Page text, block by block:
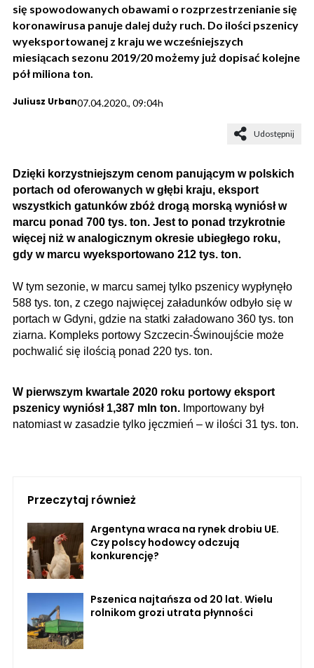
się spowodowanych obawami o rozprzestrzenianie się
koronawirusa panuje dalej duży ruch. Do ilości pszenicy
wyeksportowanej z kraju we wcześniejszych
miesiącach sezonu 2019/20 możemy już dopisać kolejne
pół miliona ton.
Juliusz Urban07.04.2020., 09:04h
Udostępnij
Dzięki korzystniejszym cenom panującym w polskich
portach od oferowanych w głębi kraju, eksport
wszystkich gatunków zbóż drogą morską wyniósł w
marcu ponad 700 tys. ton. Jest to ponad trzykrotnie
więcej niż w analogicznym okresie ubiegłego roku,
gdy w marcu wyeksportowano 212 tys. ton.
W tym sezonie, w marcu samej tylko pszenicy wypłynęło
588 tys. ton, z czego najwięcej załadunków odbyło się w
portach w Gdyni, gdzie na statki załadowano 360 tys. ton
ziarna. Kompleks portowy Szczecin­-Świnoujście może
pochwalić się ilością ponad 220 tys. ton.
W pierwszym kwartale 2020 roku portowy eksport
pszenicy wyniósł 1,387 mln ton. Importowany był
natomiast w zasadzie tylko jęczmień – w ilości 31 tys. ton.
Przeczytaj również
Argentyna wraca na rynek drobiu UE.
Czy polscy hodowcy odczują
konkurencję?
Pszenica najtańsza od 20 lat. Wielu
rolnikom grozi utrata płynności